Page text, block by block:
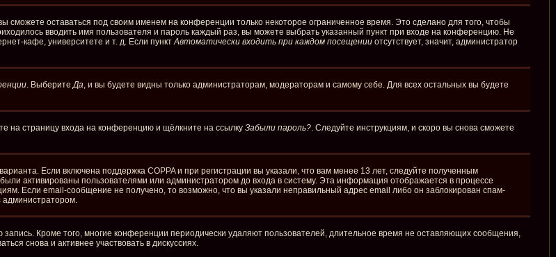
сможете оставаться под своим именем на конференции только некоторое ограниченное время. Это сделано для того, чтобы
вводить имя пользователя и пароль каждый раз, вы можете выбрать указанный пункт при входе на конференцию. Не
кафе, университете и т. д. Если пунктАвтоматически входить при каждом посещении отсутствует, значит, администратор
. ВыберитеДа, и вы будете видны только администраторам, модераторам и самому себе. Для всех остальных вы будете
на страницу входа на конференцию и щёлкните на ссылку Забыли пароль?. Следуйте инструкциям, и скоро вы снова сможете
Если включена поддержка COPPA и при регистрации вы указали, что вам менее 13 лет, следуйте полученным
активированы пользователями или администратором до входа в систему. Эта информация отображается в процессе
Если email-сообщение не получено, то возможно, что вы указали неправильный адрес email либо он заблокирован спам-
администратором.
Кроме того, многие конференции периодически удаляют пользователей, длительное время не оставляющих сообщения,
снова и активнее участвовать в дискуссиях.